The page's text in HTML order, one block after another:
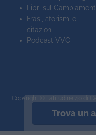
Trova un
Libri sul
Frasi, aforismi e
citazioni
Podcast VVC
Copyright © Latitudine 40 di